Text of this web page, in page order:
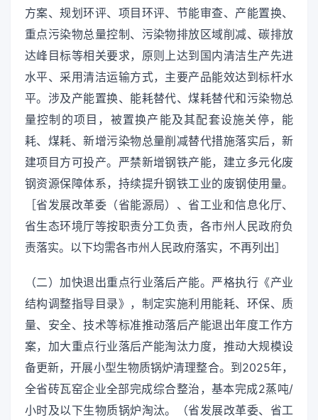
方案、规划环评、项目环评、节能审查、产能置换、
重点污染物总量控制、污染物排放区域削减、碳排放
达峰目标等相关要求，原则上达到国内清洁生产先进
水平、采用清洁运输方式，主要产品能效达到标杆水
平。涉及产能置换、能耗替代、煤耗替代和污染物总
量控制的项目，被置换产能及其配套设施关停，能
耗、煤耗、新增污染物总量削减替代措施落实后，新
建项目方可投产。严禁新增钢铁产能，建立多元化废
钢资源保障体系，持续提升钢铁工业的废钢使用量。
［省发展改革委（省能源局）、省工业和信息化厅、
省生态环境厅等按职责分工负责，各市州人民政府负
责落实。以下均需各市州人民政府落实，不再列出］
（二）加快退出重点行业落后产能。严格执行《产业
结构调整指导目录》，制定实施利用能耗、环保、质
量、安全、技术等标准推动落后产能退出年度工作方
案，加大重点行业落后产能淘汰力度，推动大规模设
备更新，开展小型生物质锅炉清理整合。到2025年，
全省砖瓦窑企业全部完成综合整治，基本完成2蒸吨/
小时及以下生物质锅炉淘汰。（省发展改革委、省工